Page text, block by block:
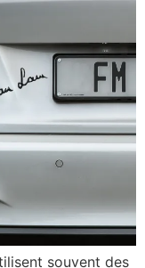
souvent des